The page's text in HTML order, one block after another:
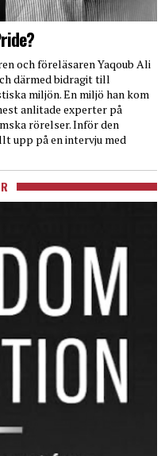
och föreläsaren Yaqoub Ali
därmed bidragit till
miljön. En miljö han kom
anlitade experter på
rörelser. Inför den
upp på en intervju med